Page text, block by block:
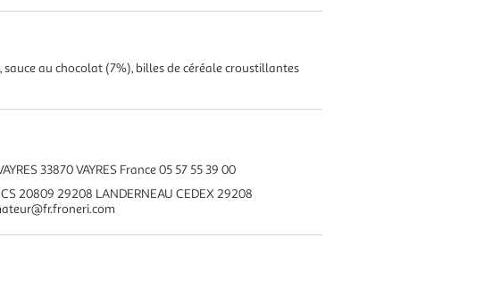
au chocolat (7%), billes de céréale croustillantes
33870 VAYRES France 05 57 55 39 00
CS 20809 29208 LANDERNEAU CEDEX 29208